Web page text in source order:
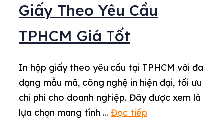
Giấy Theo Yêu Cầu
TPHCM Giá Tốt
In hộp giấy theo yêu cầu tại TPHCM với đa
dạng mẫu mã, công nghệ in hiện đại, tối ưu
chi phí cho doanh nghiệp. Đây được xem là
lựa chọn mang tính … Đọc tiếp